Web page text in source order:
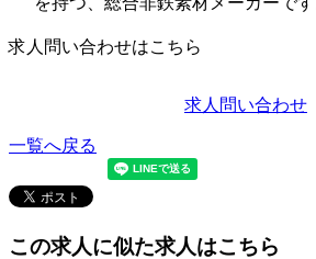
求人問い合わせはこちら
求人問い合わせ
一覧へ戻る
この求人に似た求人はこちら